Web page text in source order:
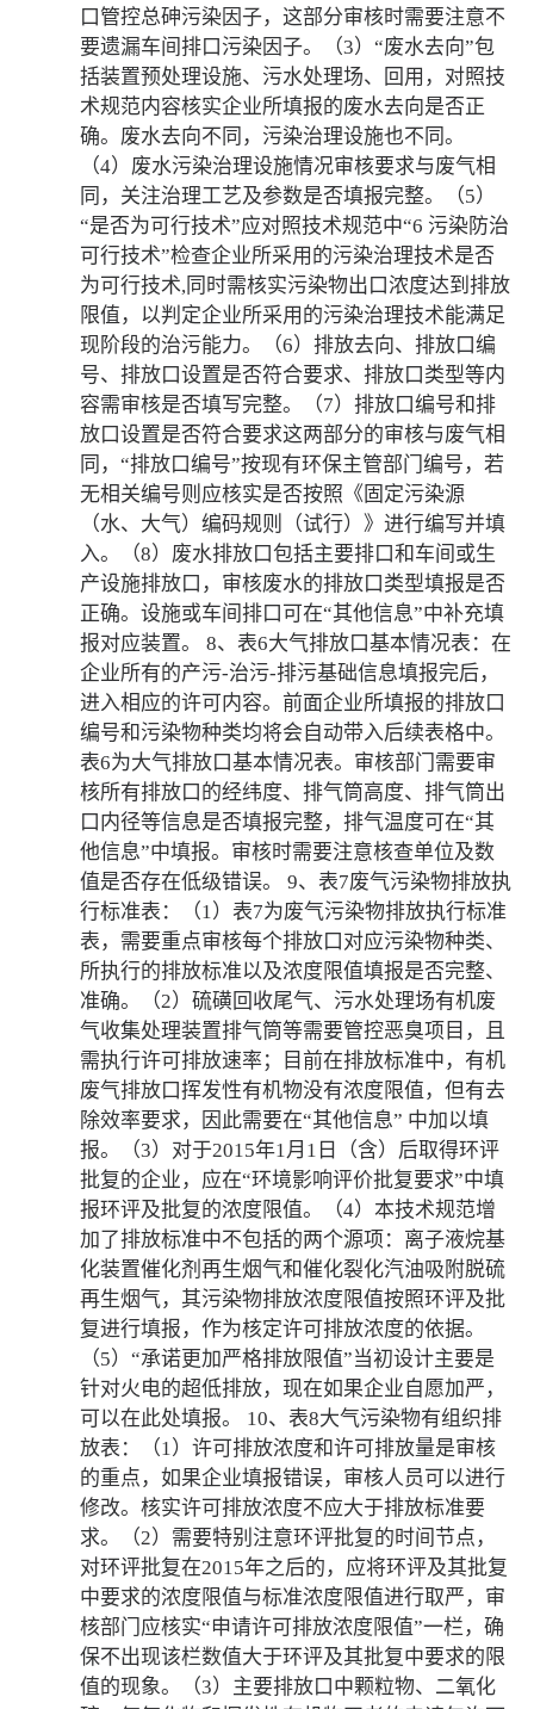
口管控总砷污染因子，这部分审核时需要注意不
要遗漏车间排口污染因子。（3）“废水去向”包
括装置预处理设施、污水处理场、回用，对照技
术规范内容核实企业所填报的废水去向是否正
确。废水去向不同，污染治理设施也不同。
（4）废水污染治理设施情况审核要求与废气相
同，关注治理工艺及参数是否填报完整。（5）
“是否为可行技术”应对照技术规范中“6 污染防治
可行技术”检查企业所采用的污染治理技术是否
为可行技术,同时需核实污染物出口浓度达到排放
限值，以判定企业所采用的污染治理技术能满足
现阶段的治污能力。（6）排放去向、排放口编
号、排放口设置是否符合要求、排放口类型等内
容需审核是否填写完整。（7）排放口编号和排
放口设置是否符合要求这两部分的审核与废气相
同，“排放口编号”按现有环保主管部门编号，若
无相关编号则应核实是否按照《固定污染源
（水、大气）编码规则（试行）》进行编写并填
入。（8）废水排放口包括主要排口和车间或生
产设施排放口，审核废水的排放口类型填报是否
正确。设施或车间排口可在“其他信息”中补充填
报对应装置。 8、表6大气排放口基本情况表：在
企业所有的产污-治污-排污基础信息填报完后，
进入相应的许可内容。前面企业所填报的排放口
编号和污染物种类均将会自动带入后续表格中。
表6为大气排放口基本情况表。审核部门需要审
核所有排放口的经纬度、排气筒高度、排气筒出
口内径等信息是否填报完整，排气温度可在“其
他信息”中填报。审核时需要注意核查单位及数
值是否存在低级错误。 9、表7废气污染物排放执
行标准表：（1）表7为废气污染物排放执行标准
表，需要重点审核每个排放口对应污染物种类、
所执行的排放标准以及浓度限值填报是否完整、
准确。（2）硫磺回收尾气、污水处理场有机废
气收集处理装置排气筒等需要管控恶臭项目，且
需执行许可排放速率；目前在排放标准中，有机
废气排放口挥发性有机物没有浓度限值，但有去
除效率要求，因此需要在“其他信息” 中加以填
报。（3）对于2015年1月1日（含）后取得环评
批复的企业，应在“环境影响评价批复要求”中填
报环评及批复的浓度限值。（4）本技术规范增
加了排放标准中不包括的两个源项：离子液烷基
化装置催化剂再生烟气和催化裂化汽油吸附脱硫
再生烟气，其污染物排放浓度限值按照环评及批
复进行填报，作为核定许可排放浓度的依据。
（5）“承诺更加严格排放限值”当初设计主要是
针对火电的超低排放，现在如果企业自愿加严，
可以在此处填报。 10、表8大气污染物有组织排
放表：（1）许可排放浓度和许可排放量是审核
的重点，如果企业填报错误，审核人员可以进行
修改。核实许可排放浓度不应大于排放标准要
求。（2）需要特别注意环评批复的时间节点，
对环评批复在2015年之后的，应将环评及其批复
中要求的浓度限值与标准浓度限值进行取严，审
核部门应核实“申请许可排放浓度限值”一栏，确
保不出现该栏数值大于环评及其批复中要求的限
值的现象。（3）主要排放口中颗粒物、二氧化